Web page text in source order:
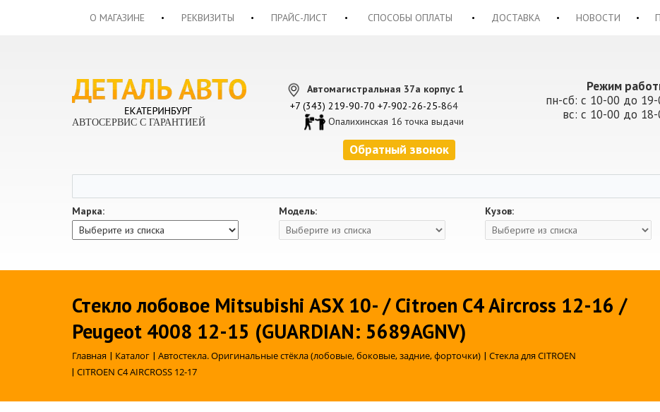
О МАГАЗИНЕ РЕКВИЗИТЫ ПРАЙС-ЛИСТ СПОСОБЫ ОПЛАТЫ ДОСТАВКА НОВОСТИ
АВТОСЕРВИС С ГАРАНТИЕЙ
Автомагистральная 37а корпус 1
+7 (343) 219-90-70 +7-902-26-25-864
Опалихинская 16 точка выдачи
Обратный звонок
Режим
пн-сб: с 10-00 до 19-
вс: с 10-00 до 18-
Марка: Модель: Кузов:
Стекло лобовое Mitsubishi ASX 10- / Citroen C4 Aircross 12-16 /
Peugeot 4008 12-15 (GUARDIAN: 5689AGNV)
Главная | Каталог | Автостекла. Оригинальные стёкла (лобовые, боковые, задние, форточки) | Стекла для CITROEN
| CITROEN C4 AIRCROSS 12-17